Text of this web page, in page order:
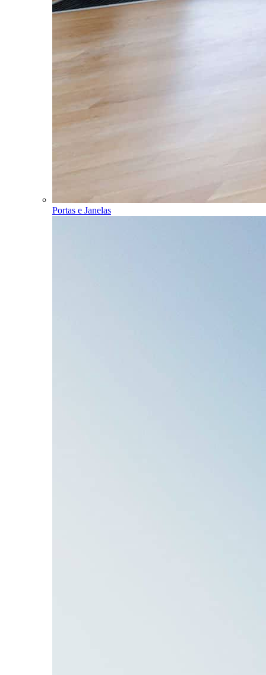
Portas e Janelas